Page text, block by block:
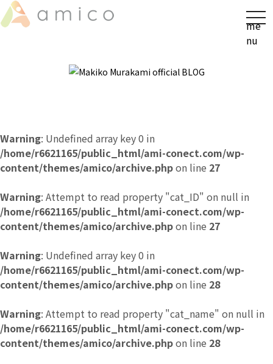
t
o
g
t
me
nu
Warning: Undefined array key 0 in
/home/r6621165/public_html/ami-conect.com/wp-
content/themes/amico/archive.phpon line 27
Warning: Attempt to read property "cat_ID" on null in
/home/r6621165/public_html/ami-conect.com/wp-
content/themes/amico/archive.phpon line 27
Warning: Undefined array key 0 in
/home/r6621165/public_html/ami-conect.com/wp-
content/themes/amico/archive.phpon line 28
Warning: Attempt to read property "cat_name" on null in
/home/r6621165/public_html/ami-conect.com/wp-
content/themes/amico/archive.phpon line 28